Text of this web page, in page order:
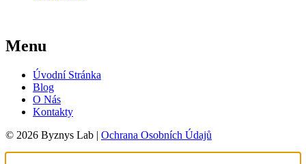
Menu
Úvodní Stránka
Blog
O Nás
Kontakty
© 2026 Byznys Lab | Ochrana Osobních Údajů